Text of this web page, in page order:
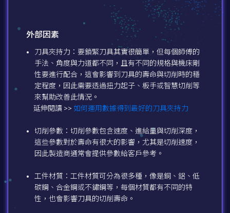
外部因素
刀具夾持力：要鎖緊刀具其實很簡單，但每個師傅的
手法、角度與力道都不同，且有不同的規格與機床剛
性要進行配合，這會影響到刀具的壽命與切削時的穩
定程度，因此需要透過扭力起子、板手或智慧切削等
來幫助改善此情況。
延伸閱讀 >> 如何運用數據得到最好的刀具夾持力
切削參數：切削參數包含速度、進給量與切削深度，
這些參數對於壽命有很大的影響，尤其是切削速度，
因此製造商通常會提供參數給客戶參考。
工件材質：工件材質可分為很多種，像是銅、鋁、低
碳鋼、合金鋼或不鏽鋼等，每個材質都有不同的特
性，也會影響刀具的切削壽命。